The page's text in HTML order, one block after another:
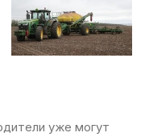
уже могут